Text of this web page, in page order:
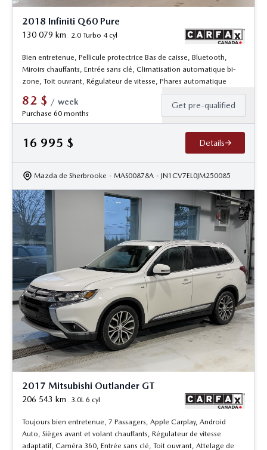
2018 Infiniti Q60 Pure
130 079 km 2.0 Turbo 4 cyl
Bien entretenue, Pellicule protectrice Bas de caisse, Bluetooth,
Miroirs chauffants, Entrée sans clé, Climatisation automatique bi-
zone, Toit ouvrant, Régulateur de vitesse, Phares automatique
82 $ / week
Purchase 60 months
Get pre-qualified
16 995 $ Details
Mazda de Sherbrooke - MAS00878A - JN1CV7EL0JM250085
2017 Mitsubishi Outlander GT
206 543 km 3.0L 6 cyl
Toujours bien entretenue, 7 Passagers, Apple Carplay, Android
Auto, Sièges avant et volant chauffants, Régulateur de vitesse
adaptatif, Caméra 360, Entrée sans clé, Toit ouvrant, Attelage de